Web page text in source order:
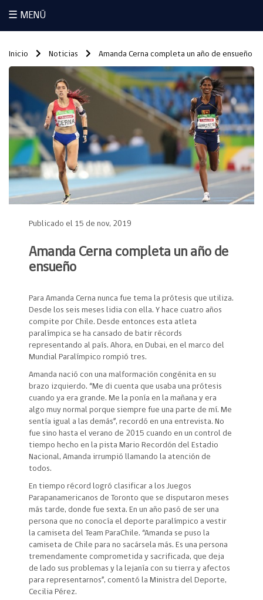
☰ MENÚ
Inicio Noticias Amanda Cerna completa un año de ensueño
Publicado el 15 de nov, 2019
Amanda Cerna completa un año de
ensueño
Para Amanda Cerna nunca fue tema la prótesis que utiliza.
Desde los seis meses lidia con ella. Y hace cuatro años
compite por Chile. Desde entonces esta atleta
paralímpica se ha cansado de batir récords
representando al país. Ahora, en Dubai, en el marco del
Mundial Paralímpico rompió tres.
Amanda nació con una malformación congénita en su
brazo izquierdo. “Me di cuenta que usaba una prótesis
cuando ya era grande. Me la ponía en la mañana y era
algo muy normal porque siempre fue una parte de mí. Me
sentía igual a las demás”, recordó en una entrevista. No
fue sino hasta el verano de 2015 cuando en un control de
tiempo hecho en la pista Mario Recordón del Estadio
Nacional, Amanda irrumpió llamando la atención de
todos.
En tiempo récord logró clasificar a los Juegos
Parapanamericanos de Toronto que se disputaron meses
más tarde, donde fue sexta. En un año pasó de ser una
persona que no conocía el deporte paralímpico a vestir
la camiseta del Team ParaChile. “Amanda se puso la
camiseta de Chile para no sacársela más. Es una persona
tremendamente comprometida y sacrificada, que deja
de lado sus problemas y la lejanía con su tierra y afectos
para representarnos”, comentó la Ministra del Deporte,
Cecilia Pérez.